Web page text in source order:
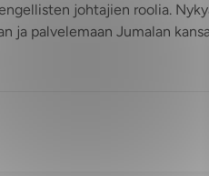
johtajien roolia.
ja palvelemaan Jumalan